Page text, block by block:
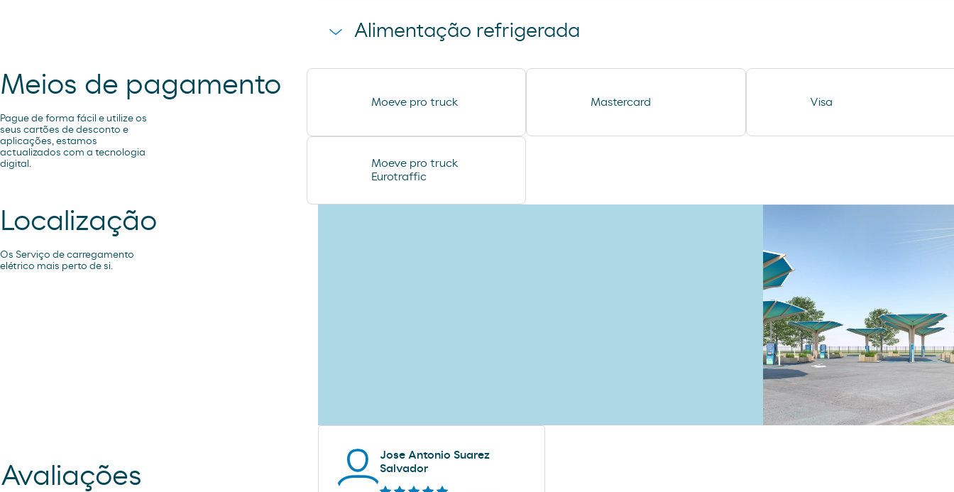
preservativos control
Alimentação refrigerada
jamon curado navidul chorizo revilla
helado calippo
Meios de pagamento
Pague de forma fácil e utilize os
seus cartões de desconto e
aplicações, estamos
actualizados com a tecnologia
digital.
Moeve pro truck Mastercard Visa
Moeve pro truck
Eurotraffic
Localização
Os Serviço de carregamento
elétrico mais perto de si.
Avaliações
Jose Antonio Suarez
Salvador